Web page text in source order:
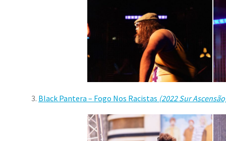
3. Black Pantera – Fogo Nos Racistas (2022 Sur